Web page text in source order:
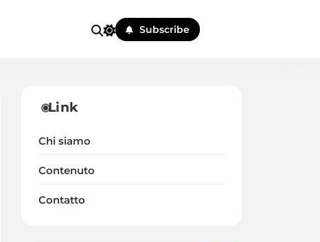
Subscribe
Link
Chi siamo
Contenuto
Contatto